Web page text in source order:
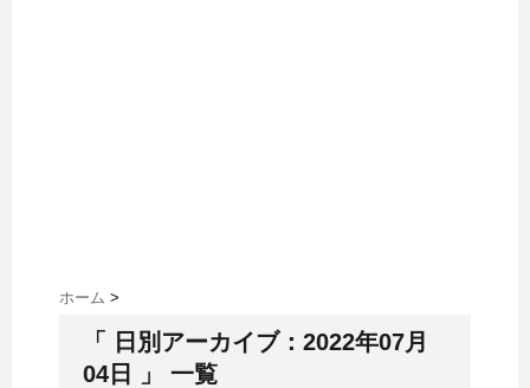
ホーム >
「 日別アーカイブ：2022年07月
04日 」 一覧